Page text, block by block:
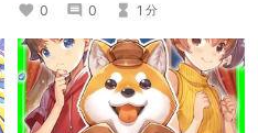
0
0 1 分